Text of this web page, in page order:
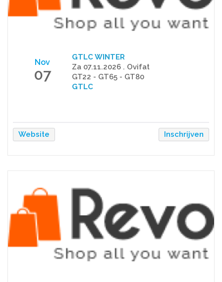
Nov
07
GTLC WINTER
Za 07.11.2026 . Ovifat
GT22 - GT65 - GT80
GTLC
Website Inschrijven